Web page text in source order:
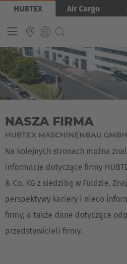
Przejdź
treści
HUBTEX Air Cargo
INTERNATIONAL
English
Español
Français
Obraz
NASZA FIRMA
HUBTEX MASCHINENBAU
Na kolejnych stronach można
informacje dotyczące firmy
& Co. KG z siedzibą w Fuldzie.
perspektywy kariery i nieco
firmy, a także dane dotyczące
przedstawicieli firmy.